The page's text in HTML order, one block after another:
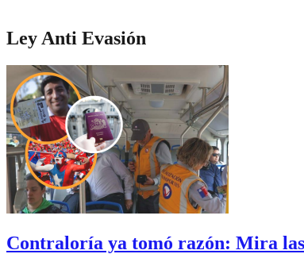
Ley Anti Evasión
Contraloría ya tomó razón: Mira